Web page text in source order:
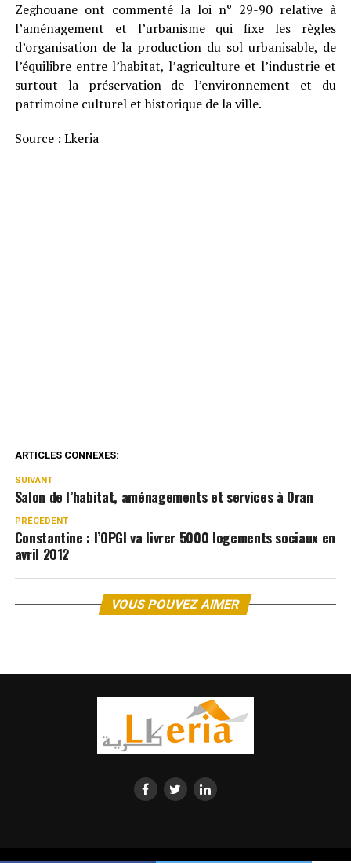
Zeghouane ont commenté la loi n° 29-90 relative à
l’aménagement et l’urbanisme qui fixe les règles
d’organisation de la production du sol urbanisable, de
l’équilibre entre l’habitat, l’agriculture et l’industrie et
surtout la préservation de l’environnement et du
patrimoine culturel et historique de la ville.
Source : Lkeria
ARTICLES CONNEXES:
SUIVANT
Salon de l’habitat, aménagements et services à Oran
PRÉCEDENT
Constantine : l’OPGI va livrer 5000 logements sociaux en
avril 2012
VOUS POUVEZ AIMER